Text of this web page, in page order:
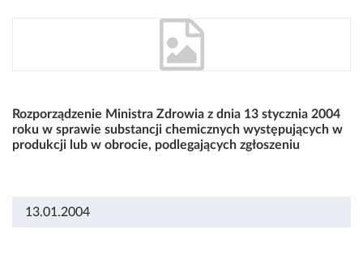
Rozporządzenie Ministra Zdrowia z dnia 13 stycznia 2004
roku w sprawie substancji chemicznych występujących w
produkcji lub w obrocie, podlegających zgłoszeniu
13.01.2004